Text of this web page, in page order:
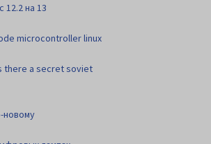
12.2 на 13
microcontroller linux
there a secret soviet
новому